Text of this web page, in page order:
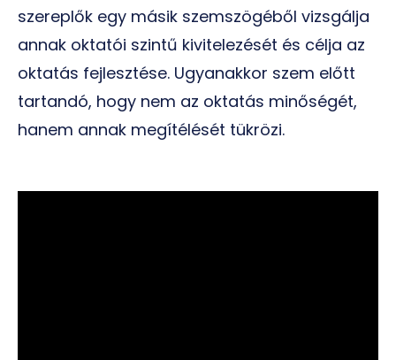
szereplők egy másik szemszögéből vizsgálja
annak oktatói szintű kivitelezését és célja az
oktatás fejlesztése. Ugyanakkor szem előtt
tartandó, hogy nem az oktatás minőségét,
hanem annak megítélését tükrözi.